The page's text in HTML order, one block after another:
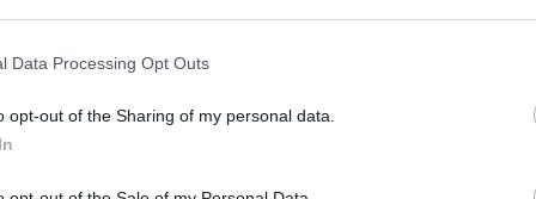
Data Processing Opt Outs
opt-out of the Sharing of my personal data.